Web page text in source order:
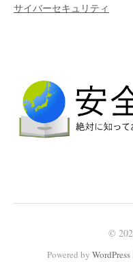
サイバーセキュリティ
©
Powered by WordPress